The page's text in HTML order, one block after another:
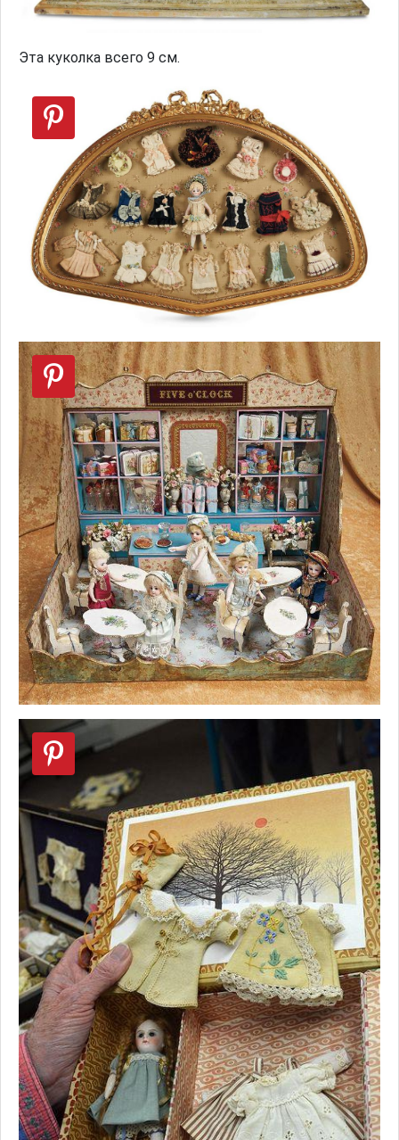
Эта куколка всего 9 см.